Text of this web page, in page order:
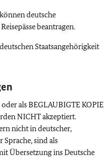
deutsche
beantragen.
Staatsangehörigkeit
als BEGLAUBIGTE KOPIE
NICHT akzeptiert.
nicht in deutscher,
sind als
Übersetzung ins Deutsche